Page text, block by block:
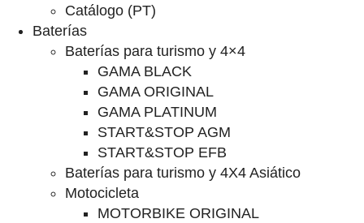
Catálogo (PT)
Baterías
Baterías para turismo y 4×4
GAMA BLACK
GAMA ORIGINAL
GAMA PLATINUM
START&STOP AGM
START&STOP EFB
Baterías para turismo y 4X4 Asiático
Motocicleta
MOTORBIKE ORIGINAL